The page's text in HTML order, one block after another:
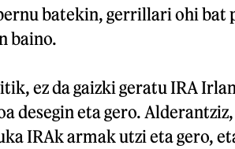
batekin, gerrillari ohi bat
baino.
ez da gaizki geratu IRA
desegin eta gero. Alderantziz,
IRAk armak utzi eta gero,